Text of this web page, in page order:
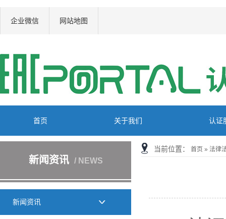
企业微信 网站地图
首页 关于我们 认证
新闻资讯 / NEWS
新闻资讯
当前位置： 首页 » 法律